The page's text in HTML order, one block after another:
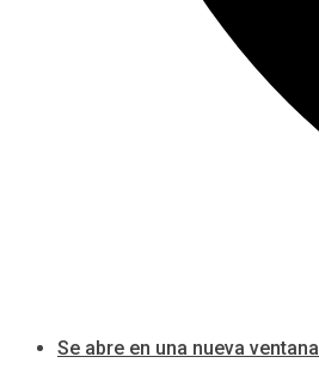
Se abre en una nueva ventana